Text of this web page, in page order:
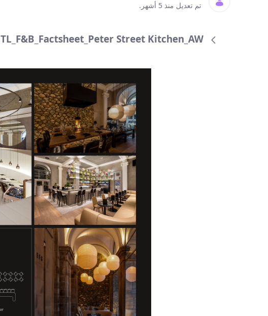
تم تعديل منذ 5 أشهر.
TL_F&B_Factsheet_Peter Street Kitchen_AW (النسخة 3.0)